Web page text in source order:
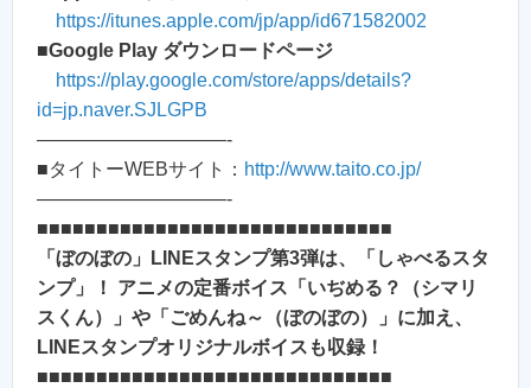
https://itunes.apple.com/jp/app/id671582002
■Google Play ダウンロードページ
https://play.google.com/store/apps/details?
id=jp.naver.SJLGPB
——————————-
■タイトーWEBサイト： http://www.taito.co.jp/
——————————-
■■■■■■■■■■■■■■■■■■■■■■■■■■■■■■
「ぼのぼの」LINEスタンプ第3弾は、「しゃべるスタ
ンプ」！ アニメの定番ボイス「いぢめる？（シマリ
スくん）」や「ごめんね～（ぼのぼの）」に加え、
LINEスタンプオリジナルボイスも収録！
■■■■■■■■■■■■■■■■■■■■■■■■■■■■■■